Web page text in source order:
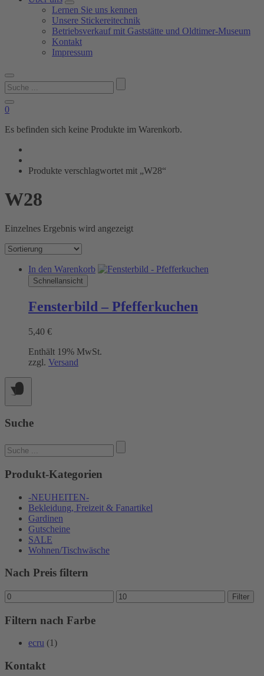
Lernen Sie uns kennen
Unsere Stickereitechnik
Betriebsverkauf mit Gaststätte und Oldtimer-Museum
Kontakt
Impressum
Suchen
nach:
0
Es befinden sich keine Produkte im Warenkorb.
Produkte verschlagwortet mit „W28“
W28
Einzelnes Ergebnis wird angezeigt
In den Warenkorb
Schnellansicht
Fensterbild – Pfefferkuchen
5,40 €
Enthält 19% MwSt.
zzgl. Versand
Suche
Suchen
nach:
Produkt-Kategorien
-NEUHEITEN-
Bekleidung, Freizeit & Fanartikel
Gardinen
Gutscheine
SALE
Wohnen/Tischwäsche
Nach Preis filtern
Min.
Preis
Max.
Preis
Filter
Filtern nach Farbe
ecru (1)
Kontakt